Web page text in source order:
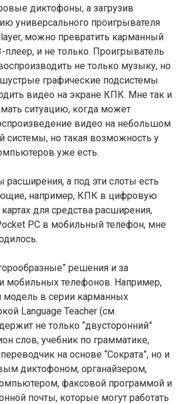
диктофоны, а загрузив
универсального проигрывателя
можно превратить карманный
и не только. Проигрыватель
не только музыку, но
графические подсистемы
видео на экране КПК. Мне так и
ситуацию, когда может
видео на небольшом
системы, но такая возможность у
уже есть.
а под эти слоты есть
например, КПК в цифровую
для средства расширения,
PC в мобильный телефон, мне
решения и за
мобильных телефонов. Например,
модель в серии карманных
Language Teacher (см.
не только “двусторонний”
слов, учебник по грамматике,
на основе “Сократа”, но и
диктофоном, органайзером,
факсовой программой и
почты, которые могут работать